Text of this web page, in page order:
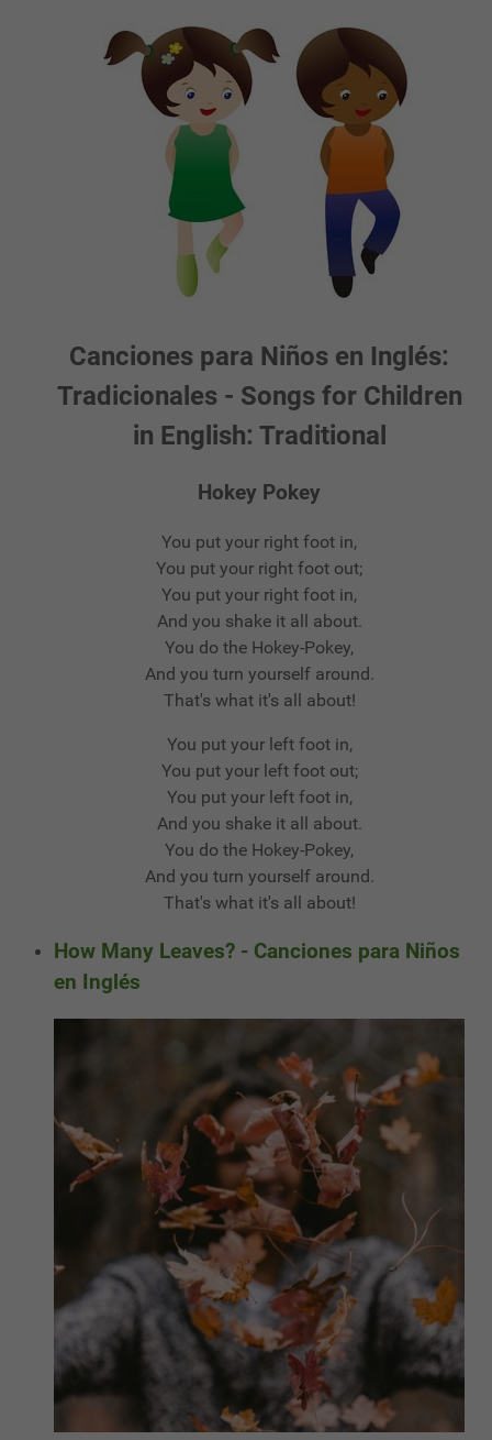
Canciones para Niños en Inglés:
Tradicionales - Songs for Children
in English: Traditional
Hokey Pokey
You put your right foot in,
You put your right foot out;
You put your right foot in,
And you shake it all about.
You do the Hokey-Pokey,
And you turn yourself around.
That's what it's all about!
You put your left foot in,
You put your left foot out;
You put your left foot in,
And you shake it all about.
You do the Hokey-Pokey,
And you turn yourself around.
That's what it's all about!
How Many Leaves? - Canciones para Niños
en Inglés